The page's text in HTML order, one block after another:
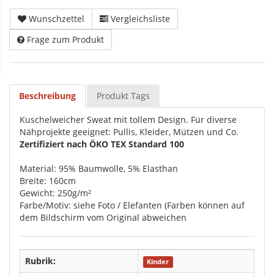
Wunschzettel
Vergleichsliste
Frage zum Produkt
Beschreibung Produkt Tags
Kuschelweicher Sweat mit tollem Design. Für diverse
Nähprojekte geeignet: Pullis, Kleider, Mützen und Co.
Zertifiziert nach ÖKO TEX Standard 100
Material: 95% Baumwolle, 5% Elasthan
Breite: 160cm
Gewicht: 250g/m²
Farbe/Motiv: siehe Foto / Elefanten (Farben können auf
dem Bildschirm vom Original abweichen
Rubrik: Kinder